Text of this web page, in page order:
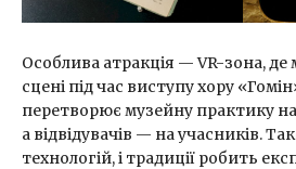
Особлива атракція — VR-зона,
сцені під час виступу хору
перетворює музейну практику
а відвідувачів — на учасників.
технологій, і традиції робить